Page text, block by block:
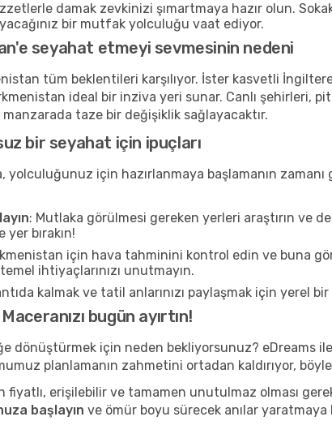
damak zevkinizi şımartmaya hazır olun.
bir mutfak yolculuğu vaat ediyor.
seyahat etmeyi sevmesinin nedeni
tüm beklentileri karşılıyor. İster kasvetli
ideal bir inziva yeri sunar. Canlı şehirleri,
taze bir değişiklik sağlayacaktır.
bir seyahat için ipuçları
yolculuğunuz için hazırlanmaya başlamanın
: Mutlaka görülmesi gereken yerleri araştırın ve
bırakın!
için hava tahminini kontrol edin ve buna
ihtiyaçlarınızı unutmayın.
kalmak ve tatil anlarınızı paylaşmak için yerel
bugün ayırtın!
dönüştürmek için neden bekliyorsunuz? eDreams ile
planlamanın zahmetini ortadan kaldırıyor,
erişilebilir ve tamamen unutulmaz olması
başlayın ve ömür boyu sürecek anılar yaratmaya